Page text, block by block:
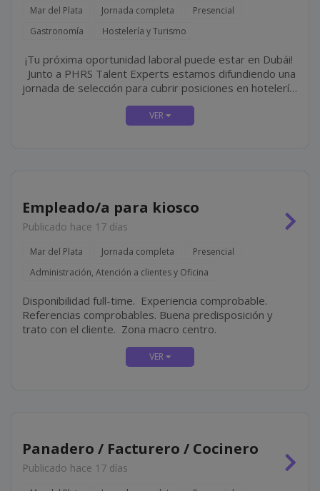
Mar del Plata Jornada completa
Presencial
Gastronomía
Hostelería y Turismo
¡Tu próxima oportunidad laboral puede estar en Dubái!
jornada de selección para cubrir posiciones en hotelería
y gastronomía de lujo en Jumeirah, una de las cadenas
Empleado/a para kiosco
Publicado hace 17 días
Mar del Plata Jornada completa
Presencial
Administración, Atención a clientes y Oficina
Disponibilidad full-time. Experiencia comprobable.
Referencias comprobables. Buena predisposición y
trato con el cliente. Zona macro centro.
Panadero / Facturero / Cocinero
Publicado hace 17 días